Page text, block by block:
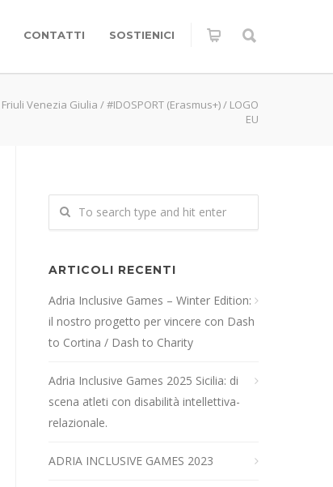
CONTATTI SOSTIENICI
Friuli Venezia Giulia /#IDOSPORT (Erasmus+)/ LOGO
EU
ARTICOLI RECENTI
Adria Inclusive Games – Winter Edition:
il nostro progetto per vincere con Dash
to Cortina / Dash to Charity
Adria Inclusive Games 2025 Sicilia: di
scena atleti con disabilità intellettiva-
relazionale.
ADRIA INCLUSIVE GAMES 2023